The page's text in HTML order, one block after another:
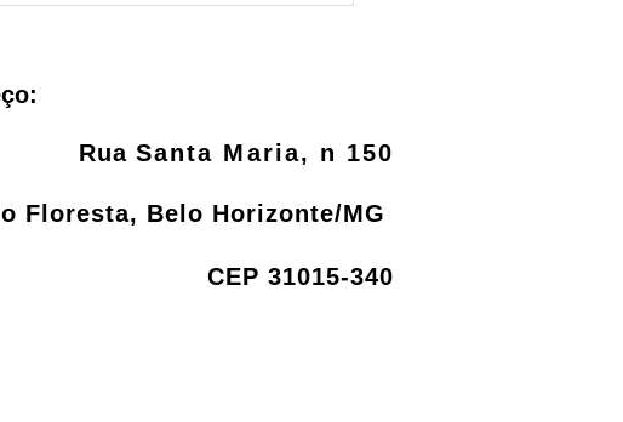
RuaSanta Maria, n 150
Floresta, Belo Horizonte/MG
CEP 31015-340